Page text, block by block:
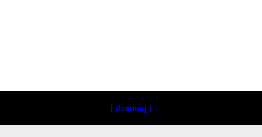
[ dramaq ]